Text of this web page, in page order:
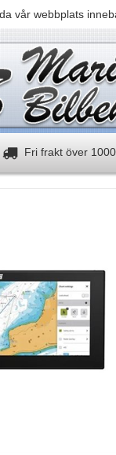
vår webbplats
Fri frakt över